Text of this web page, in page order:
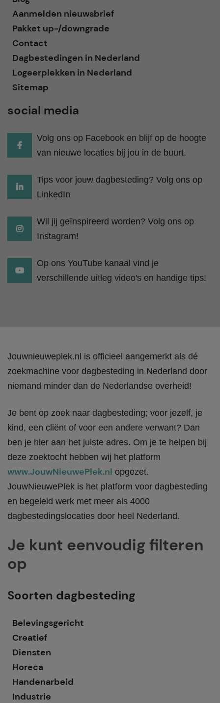
Aanmelden nieuwsbrief
Pakket up-/downgrade
Contact
Dagbestedingen in Nederland
Logeerplekken in Nederland
Sitemap
social media
Volg ons op Facebook en blijf op de hoogte
van nieuwe locaties bij jou in de buurt.
Tips voor jouw dagbesteding? Volg ons op
LinkedIn
Wil jij geïnspireerd worden? Volg ons op
Instagram!
Op ons YouTube kanaal vind je
verschillende uitleg video's en handige tips!
Jouwnieuweplek.nl is officieel aangemerkt als dé
zoekmachine voor dagbesteding in Nederland door
niemand minder dan de Nederlandse overheid!
Je bent op zoek naar dagbesteding; voor jezelf, je
kind, een cliënt of voor een andere verwant? Dan
ben je hier aan het juiste adres. Om je te helpen bij
deze zoektocht hebben wij het platform
www.JouwNieuwePlek.nl opgezet.
JouwNieuwePlek is het platform voor dagbesteding
en begeleid werk met meer als 4000
dagbestedingslocaties door heel Nederland.
Je kunt eenvoudig filteren
op
Soorten dagbesteding
Belevingsgericht
Creatief
Diensten
Horeca
Handenarbeid
Industrie